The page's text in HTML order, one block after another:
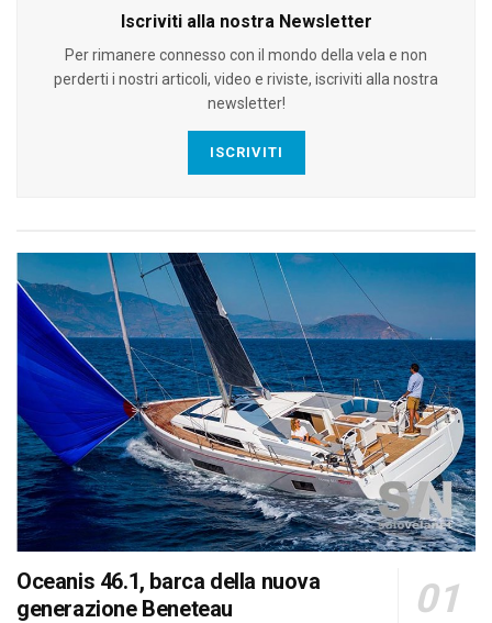
Iscriviti alla nostra Newsletter
Per rimanere connesso con il mondo della vela e non
perderti i nostri articoli, video e riviste, iscriviti alla nostra
newsletter!
ISCRIVITI
Oceanis 46.1, barca della nuova
generazione Beneteau